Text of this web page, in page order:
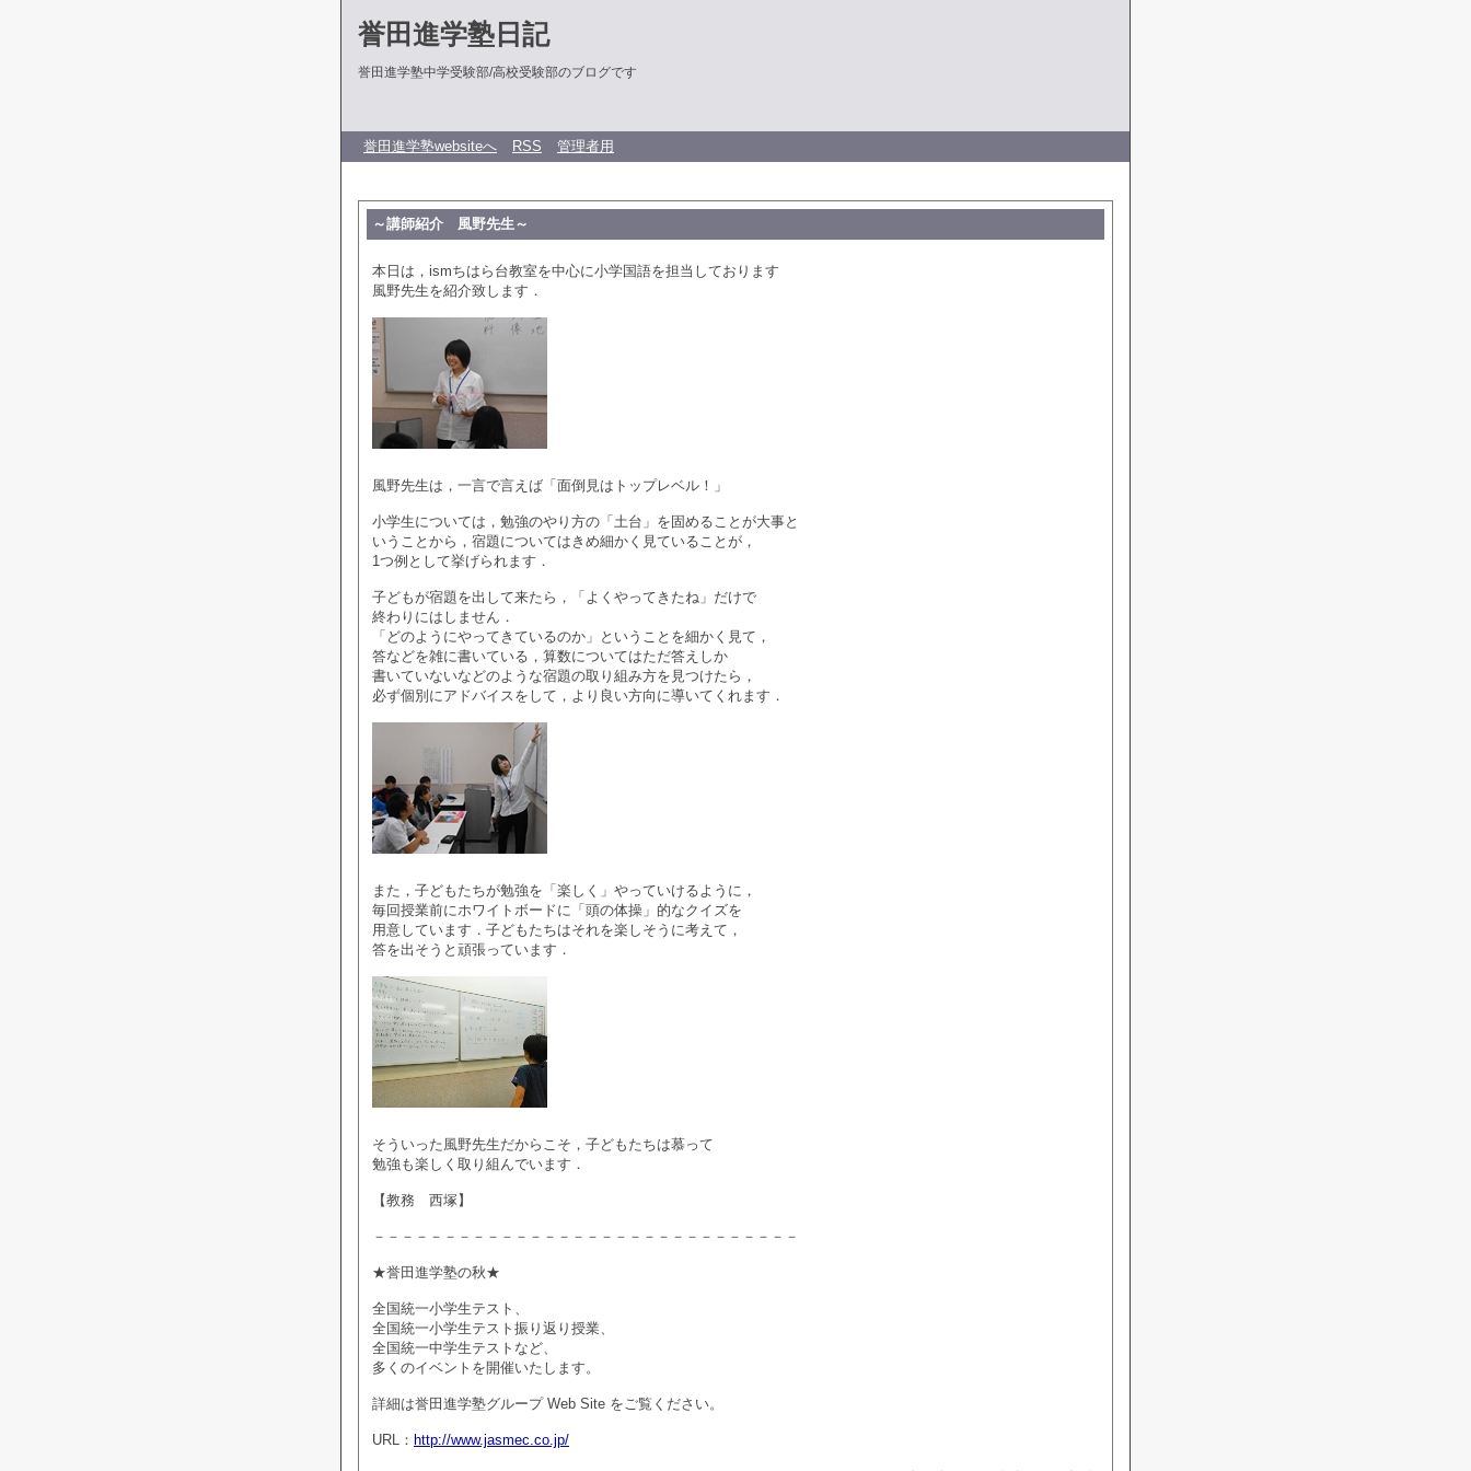
誉田進学塾日記
誉田進学塾中学受験部/高校受験部のブログです
誉田進学塾websiteへ RSS 管理者用
～講師紹介 風野先生～
本日は，ismちはら台教室を中心に小学国語を担当しております
風野先生を紹介致します．
風野先生は，一言で言えば「面倒見はトップレベル！」
小学生については，勉強のやり方の「土台」を固めることが大事と
いうことから，宿題についてはきめ細かく見ていることが，
1つ例として挙げられます．
子どもが宿題を出して来たら，「よくやってきたね」だけで
終わりにはしません．
「どのようにやってきているのか」ということを細かく見て，
答などを雑に書いている，算数についてはただ答えしか
書いていないなどのような宿題の取り組み方を見つけたら，
必ず個別にアドバイスをして，より良い方向に導いてくれます．
また，子どもたちが勉強を「楽しく」やっていけるように，
毎回授業前にホワイトボードに「頭の体操」的なクイズを
用意しています．子どもたちはそれを楽しそうに考えて，
答を出そうと頑張っています．
そういった風野先生だからこそ，子どもたちは慕って
勉強も楽しく取り組んでいます．
【教務 西塚】
－－－－－－－－－－－－－－－－－－－－－－－－－－－－－－
★誉田進学塾の秋★
全国統一小学生テスト、
全国統一小学生テスト振り返り授業、
全国統一中学生テストなど、
多くのイベントを開催いたします。
詳細は誉田進学塾グループ Web Site をご覧ください。
URL： http://www.jasmec.co.jp/